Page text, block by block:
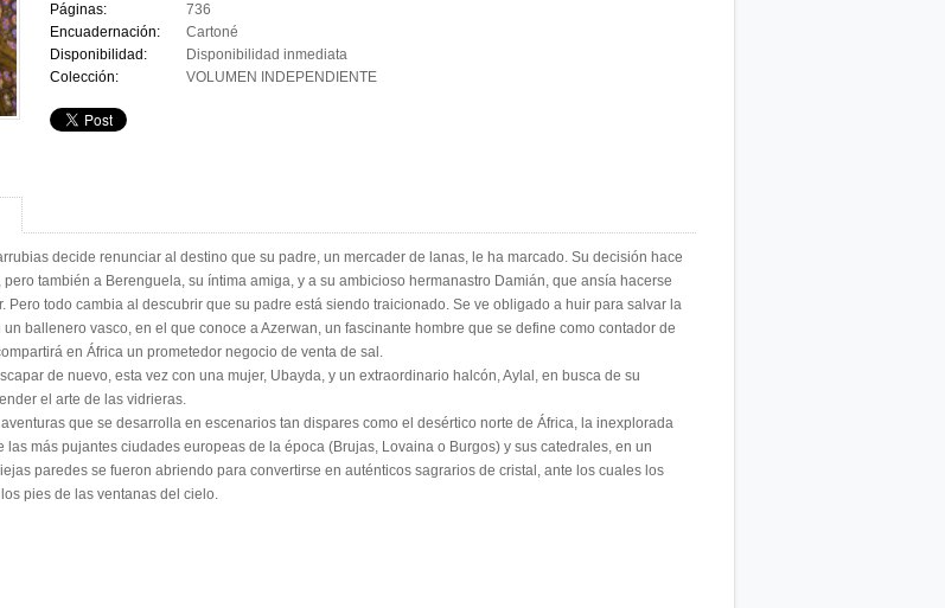
Páginas:
736
Encuadernación:
Cartoné
Disponibilidad:
Disponibilidad inmediata
Colección:
VOLUMEN INDEPENDIENTE
decide renunciar al destino que su padre, un mercader de lanas, le ha marcado. Su decisión hace
también a Berenguela, su íntima amiga, y a su ambicioso hermanastro Damián, que ansía hacerse
Pero todo cambia al descubrir que su padre está siendo traicionado. Se ve obligado a huir para salvar la
ballenero vasco, en el que conoce a Azerwan, un fascinante hombre que se define como contador de
en África un prometedor negocio de venta de sal.
de nuevo, esta vez con una mujer, Ubayda, y un extraordinario halcón, Aylal, en busca de su
el arte de las vidrieras.
que se desarrolla en escenarios tan dispares como el desértico norte de África, la inexplorada
las más pujantes ciudades europeas de la época (Brujas, Lovaina o Burgos) y sus catedrales, en un
paredes se fueron abriendo para convertirse en auténticos sagrarios de cristal, ante los cuales los
pies de las ventanas del cielo.